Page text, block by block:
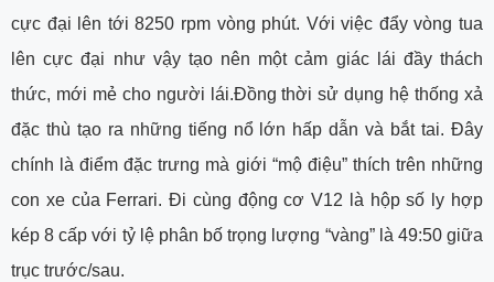
cực đại lên tới 8250 rpm vòng phút. Với việc đẩy vòng tua
lên cực đại như vậy tạo nên một cảm giác lái đầy thách
thức, mới mẻ cho người lái.Đồng thời sử dụng hệ thống xả
đặc thù tạo ra những tiếng nổ lớn hấp dẫn và bắt tai. Đây
chính là điểm đặc trưng mà giới “mộ điệu” thích trên những
con xe của Ferrari. Đi cùng động cơ V12 là hộp số ly hợp
kép 8 cấp với tỷ lệ phân bố trọng lượng “vàng” là 49:50 giữa
trục trước/sau.